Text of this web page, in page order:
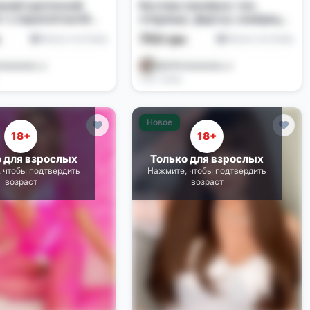
еротичний
Костюм покоївки: топ,
спідниця, фартух, комірець,
пов'язка, панчохи
750 грн
3 дн. назад
18+
для взрослых
подтвердить
возраст
Новое
18+
Только для взрослых
Нажмите, чтобы подтвердить
возраст